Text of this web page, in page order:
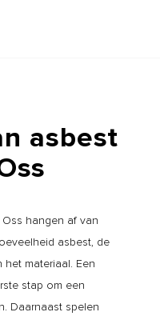
asbest
hangen af van
asbest, de
materiaal. Een
stap om een
Daarnaast spelen